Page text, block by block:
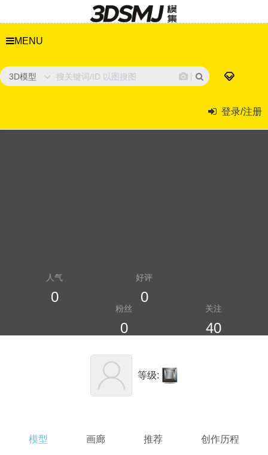
MENU
3D模型
登录/注册
人气
0
好评
0
关注
40
粉丝
0
等级:
模型 画廊 推荐 创作历程